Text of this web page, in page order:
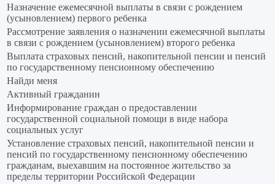
Назначение ежемесячной выплаты в связи с рождением
(усыновлением) первого ребенка
Рассмотрение заявления о назначении ежемесячной выплаты
в связи с рождением (усыновлением) второго ребенка
Выплата страховых пенсий, накопительной пенсии и пенсий
по государственному пенсионному обеспечению
Найди меня
Активный гражданин
Информирование граждан о предоставлении
государственной социальной помощи в виде набора
социальных услуг
Установление страховых пенсий, накопительной пенсии и
пенсий по государственному пенсионному обеспечению
гражданам, выехавшим на постоянное жительство за
пределы территории Российской Федерации